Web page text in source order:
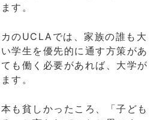
す。
のUCLAでは、家族の誰も大
学生を優先的に通す方策があ
も働く必要があれば、大学が
す。
も貧しかったころ、「子ども